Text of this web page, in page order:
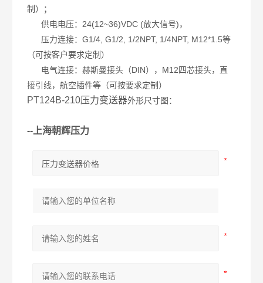
制）；
供电电压：24(12~36)VDC (放大信号)，
压力连接：G1/4, G1/2, 1/2NPT, 1/4NPT, M12*1.5等
（可按客户要求定制）
电气连接：赫斯曼接头（DIN），M12四芯接头，直
接引线，航空插件等（可按要求定制）
PT124B-210压力变送器外形尺寸图：
--上海朝辉压力